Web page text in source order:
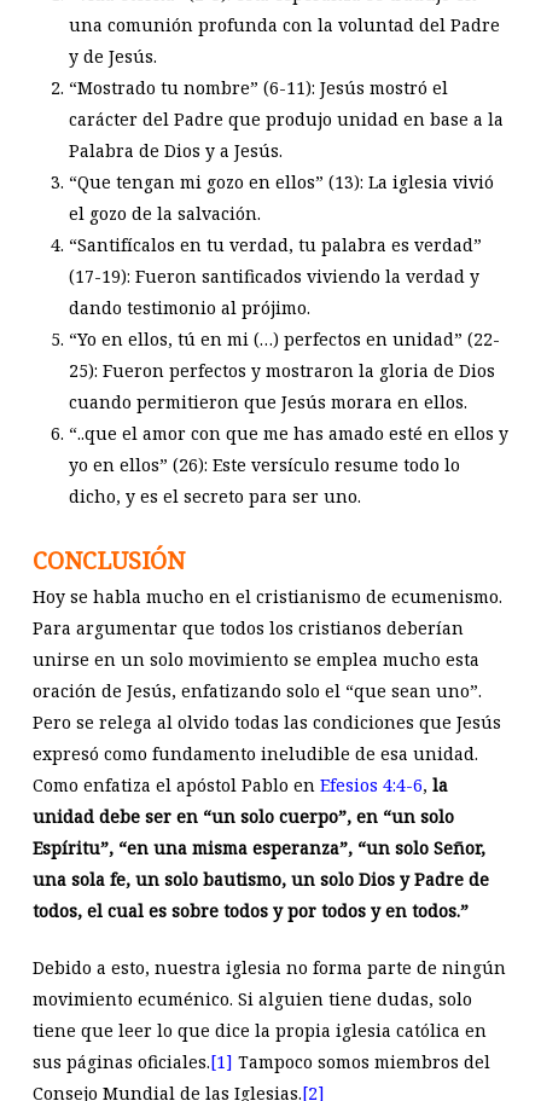
una comunión profunda con la voluntad del Padre
y de Jesús.
“Mostrado tu nombre” (6-11): Jesús mostró el
carácter del Padre que produjo unidad en base a la
Palabra de Dios y a Jesús.
“Que tengan mi gozo en ellos” (13): La iglesia vivió
el gozo de la salvación.
“Santifícalos en tu verdad, tu palabra es verdad”
(17-19): Fueron santificados viviendo la verdad y
dando testimonio al prójimo.
“Yo en ellos, tú en mi (…) perfectos en unidad” (22-
25): Fueron perfectos y mostraron la gloria de Dios
cuando permitieron que Jesús morara en ellos.
“..que el amor con que me has amado esté en ellos y
yo en ellos” (26): Este versículo resume todo lo
dicho, y es el secreto para ser uno.
CONCLUSIÓN
Hoy se habla mucho en el cristianismo de ecumenismo.
Para argumentar que todos los cristianos deberían
unirse en un solo movimiento se emplea mucho esta
oración de Jesús, enfatizando solo el “que sean uno”.
Pero se relega al olvido todas las condiciones que Jesús
expresó como fundamento ineludible de esa unidad.
Como enfatiza el apóstol Pablo en Efesios 4:4-6, la
unidad debe ser en “un solo cuerpo”, en “un solo
Espíritu”, “en una misma esperanza”, “un solo Señor,
una sola fe, un solo bautismo, un solo Dios y Padre de
todos, el cual es sobre todos y por todos y en todos.”
Debido a esto, nuestra iglesia no forma parte de ningún
movimiento ecuménico. Si alguien tiene dudas, solo
tiene que leer lo que dice la propia iglesia católica en
sus páginas oficiales.[1] Tampoco somos miembros del
Consejo Mundial de las Iglesias.[2]